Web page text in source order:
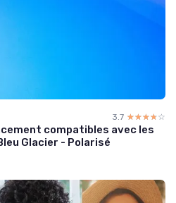
3.7 ☆☆☆☆☆
★★★★★
compatibles avec les
Glacier - Polarisé